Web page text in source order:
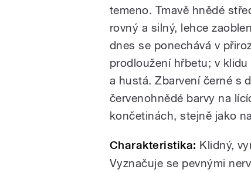
temeno. Tmavě hnědé
rovný a silný, lehce
dnes se ponechává v
prodloužení hřbetu; v
a hustá. Zbarvení černé s
červenohnědé barvy na
končetinách, stejně jako
Charakteristika: Klidný,
Vyznačuje se pevnými